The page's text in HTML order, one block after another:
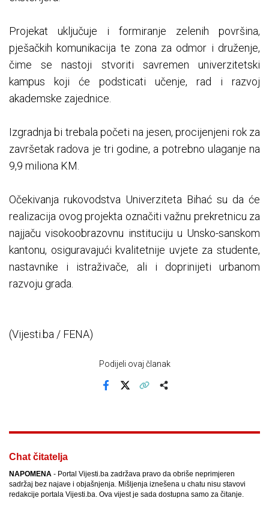
Projekat uključuje i formiranje zelenih površina,
pješačkih komunikacija te zona za odmor i druženje,
čime se nastoji stvoriti savremen univerzitetski
kampus koji će podsticati učenje, rad i razvoj
akademske zajednice.
Izgradnja bi trebala početi na jesen, procijenjeni rok za
završetak radova je tri godine, a potrebno ulaganje na
9,9 miliona KM.
Očekivanja rukovodstva Univerziteta Bihać su da će
realizacija ovog projekta označiti važnu prekretnicu za
najjaču visokoobrazovnu instituciju u Unsko-sanskom
kantonu, osiguravajući kvalitetnije uvjete za studente,
nastavnike i istraživače, ali i doprinijeti urbanom
razvoju grada.
(Vijesti.ba / FENA)
Podijeli ovaj članak
Chat čitatelja
NAPOMENA - Portal Vijesti.ba zadržava pravo da obriše neprimjeren
sadržaj bez najave i objašnjenja. Mišljenja iznešena u chatu nisu stavovi
redakcije portala Vijesti.ba. Ova vijest je sada dostupna samo za čitanje.